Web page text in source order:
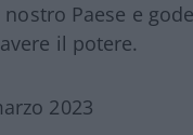
Paese e
il potere.
2023